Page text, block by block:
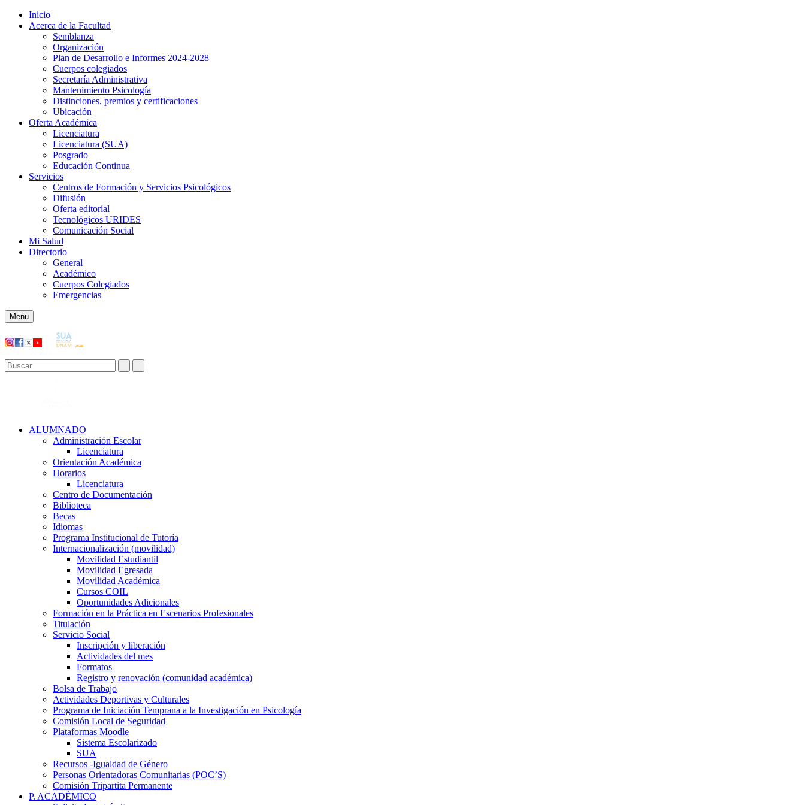
Inicio
Acerca de la Facultad
Semblanza
Organización
Plan de Desarrollo e Informes 2024-2028
Cuerpos colegiados
Secretaría Administrativa
Mantenimiento Psicología
Distinciones, premios y certificaciones
Ubicación
Oferta Académica
Licenciatura
Licenciatura (SUA)
Posgrado
Educación Continua
Servicios
Centros de Formación y Servicios Psicológicos
Difusión
Oferta editorial
Tecnológicos URIDES
Comunicación Social
Mi Salud
Directorio
General
Académico
Cuerpos Colegiados
Emergencias
Menu
ALUMNADO
Administración Escolar
Licenciatura
Orientación Académica​
Horarios
Licenciatura
Centro de Documentación
Biblioteca
Becas
Idiomas
Programa Institucional de Tutoría
Internacionalización (movilidad)
Movilidad Estudiantil
Movilidad Egresada
Movilidad Académica
Cursos COIL
Oportunidades Adicionales
Formación en la Práctica en Escenarios Profesionales
Titulación
Servicio Social
Inscripción y liberación
Actividades del mes
Formatos
Registro y renovación (comunidad académica)
Bolsa de Trabajo
Actividades Deportivas y Culturales
Programa de Iniciación Temprana a la Investigación en Psicología
Comisión Local de Seguridad
Plataformas Moodle
Sistema Escolarizado
SUA
Recursos -Igualdad de Género
Personas Orientadoras Comunitarias (POC’S)
Comisión Tripartita Permanente
P. ACADÉMICO